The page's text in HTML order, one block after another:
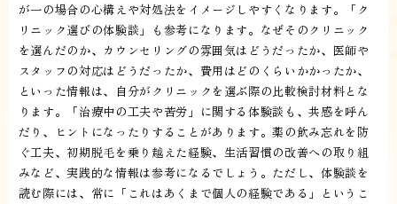
が一の場合の心構えや対処法をイメージしやすくなります。「ク
リニック選びの体験談」も参考になります。なぜそのクリニック
を選んだのか、カウンセリングの雰囲気はどうだったか、医師や
スタッフの対応はどうだったか、費用はどのくらいかかったか、
といった情報は、自分がクリニックを選ぶ際の比較検討材料とな
ります。「治療中の工夫や苦労」に関する体験談も、共感を呼ん
だり、ヒントになったりすることがあります。薬の飲み忘れを防
ぐ工夫、初期脱毛を乗り越えた経験、生活習慣の改善への取り組
みなど、実践的な情報は参考になるでしょう。ただし、体験談を
読む際には、常に「これはあくまで個人の経験である」というこ